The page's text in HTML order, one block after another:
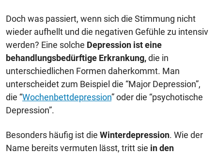
Doch was passiert, wenn sich die Stimmung nicht
wieder aufhellt und die negativen Gefühle zu intensiv
werden? Eine solche Depression ist eine
behandlungsbedürftige Erkrankung,die in
unterschiedlichen Formen daherkommt. Man
unterscheidet zum Beispiel die “Major Depression”,
die “Wochenbettdepression” oder die “psychotische
Depression”.
Besonders häufig ist die Winterdepression. Wie der
Name bereits vermuten lässt, tritt sie in den